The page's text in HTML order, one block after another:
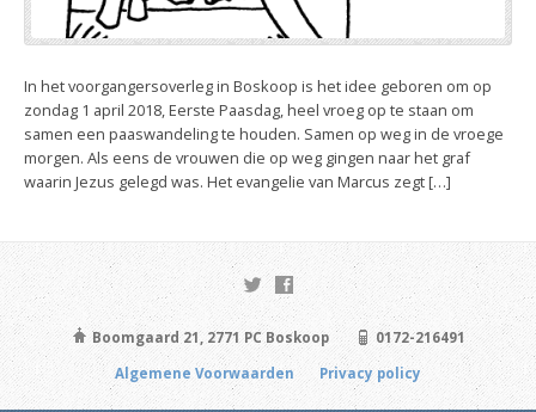
In het voorgangersoverleg in Boskoop is het idee geboren om op
zondag 1 april 2018, Eerste Paasdag, heel vroeg op te staan om
samen een paaswandeling te houden. Samen op weg in de vroege
morgen. Als eens de vrouwen die op weg gingen naar het graf
waarin Jezus gelegd was. Het evangelie van Marcus zegt […]
Boomgaard 21, 2771 PC Boskoop
0172-216491
Algemene Voorwaarden
Privacy policy